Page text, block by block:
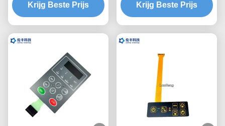
van het
HUISDIERENmembraan
Bekledingsmetaal de
Koepelmedische
apparatuur
Krijg Beste Prijs
het Knopenhuisdier met
Glanzende Oppervlakte
Krijg Beste Prijs